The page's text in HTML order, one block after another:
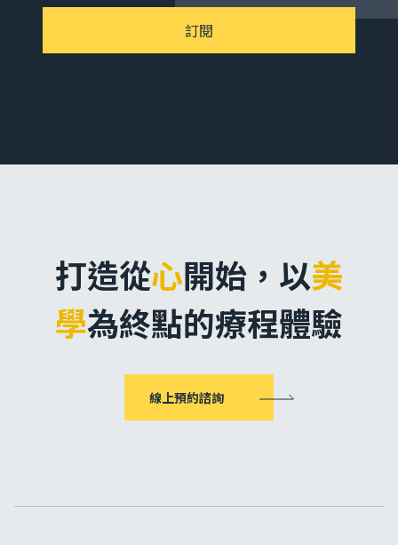
訂閱
打造從心開始， 以美
學為終點的療程體驗
線上預約諮詢